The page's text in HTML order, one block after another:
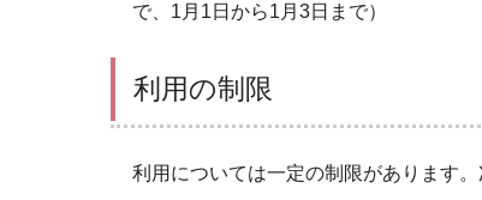
で、1月1日から1月3日まで）
利用の制限
利用については一定の制限があります